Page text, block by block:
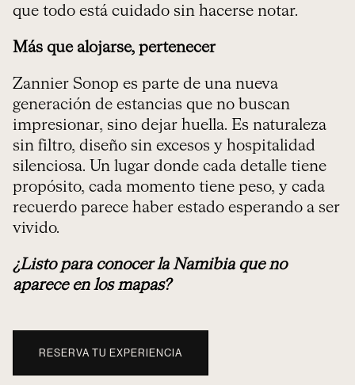
que todo está cuidado sin hacerse notar.
Más que alojarse, pertenecer
Zannier Sonop es parte de una nueva
generación de estancias que no buscan
impresionar, sino dejar huella. Es naturaleza
sin filtro, diseño sin excesos y hospitalidad
silenciosa. Un lugar donde cada detalle tiene
propósito, cada momento tiene peso, y cada
recuerdo parece haber estado esperando a ser
vivido.
¿Listo para conocer la Namibia que no
aparece en los mapas?
RESERVA TU EXPERIENCIA